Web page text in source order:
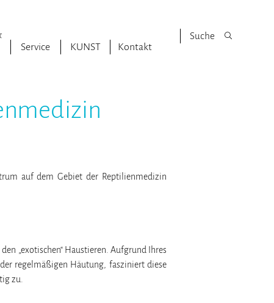
Service KUNST Kontakt
auf dem Gebiet der Reptilienmedizin
„exotischen“ Haustieren. Aufgrund Ihres
regelmäßigen Häutung, fasziniert diese
zu.